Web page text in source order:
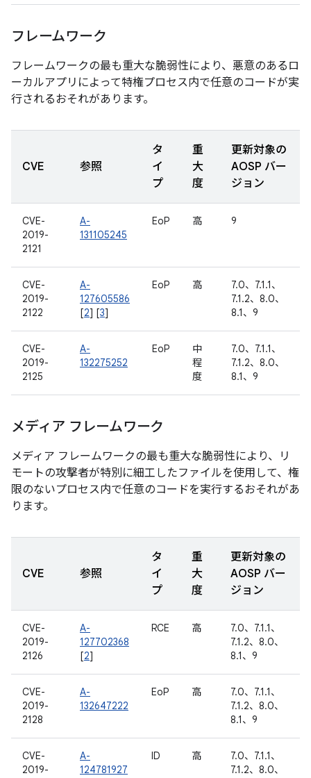
フレームワーク
フレームワークの最も重大な脆弱性により、悪意のあるロ
ーカルアプリによって特権プロセス内で任意のコードが実
行されるおそれがあります。
CVE 参照
タ
イ
プ
重
大
度
更新対象の
AOSP バー
ジョン
CVE-
2019-
2121
A-
131105245
EoP 高 9
CVE-
2019-
2122
A-
127605586
[2] [3]
EoP 高
7.0、7.1.1、
7.1.2、8.0、
8.1、9
CVE-
2019-
2125
A-
132275252
EoP
中
程
度
7.0、7.1.1、
7.1.2、8.0、
8.1、9
メディア フレームワーク
メディア フレームワークの最も重大な脆弱性により、リ
モートの攻撃者が特別に細工したファイルを使用して、権
限のないプロセス内で任意のコードを実行するおそれがあ
ります。
CVE 参照
タ
イ
プ
重
大
度
更新対象の
AOSP バー
ジョン
CVE-
2019-
2126
A-
127702368
[2]
RCE 高
7.0、7.1.1、
7.1.2、8.0、
8.1、9
CVE-
2019-
2128
A-
132647222
EoP 高
7.0、7.1.1、
7.1.2、8.0、
8.1、9
CVE-
2019-
A-
124781927
ID 高
7.0、7.1.1、
7.1.2、8.0、